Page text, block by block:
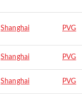
Shanghai PVG
Shanghai PVG
Shanghai PVG